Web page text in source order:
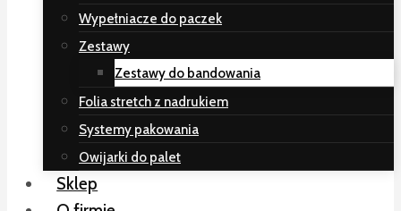
Wypełniacze do paczek
Zestawy
Zestawy do bandowania
Folia stretch z nadrukiem
Systemy pakowania
Owijarki do palet
Sklep